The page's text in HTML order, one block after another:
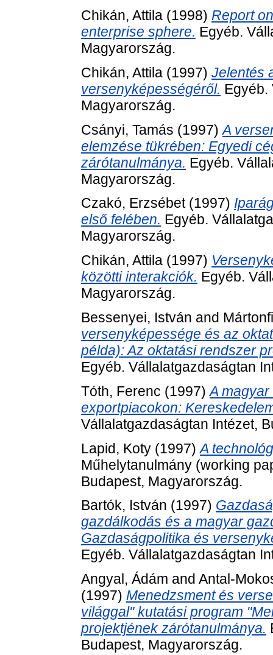
Chikán, Attila (1998) Report
enterprise sphere. Egyéb.
Magyarország.
Chikán, Attila (1997) Jelentés
versenyképességéről. Egyéb.
Magyarország.
Csányi, Tamás (1997)A
elemzése tükrében: Egyedi
zárótanulmánya. Egyéb.
Magyarország.
Czakó, Erzsébet(1997)
első felében. Egyéb.
Magyarország.
Chikán, Attila (1997)
közötti interakciók. Egyéb.
Magyarország.
Bessenyei, István and
versenyképessége és az
példa): Az oktatási rendszer
Egyéb. Vállalatgazdaságtan
Tóth, Ferenc (1997)A
exportpiacokon:
Vállalatgazdaságtan Intézet,
Lapid, Koty (1997)A
Műhelytanulmány (working
Budapest, Magyarország.
Bartók, István (1997)
gazdálkodás és a magyar
Gazdaságpolitika és
Egyéb. Vállalatgazdaságtan
Angyal, Ádám and Antal-
(1997) Menedzsment és
világgal" kutatási program
projektjének zárótanulmánya.
Budapest, Magyarország.